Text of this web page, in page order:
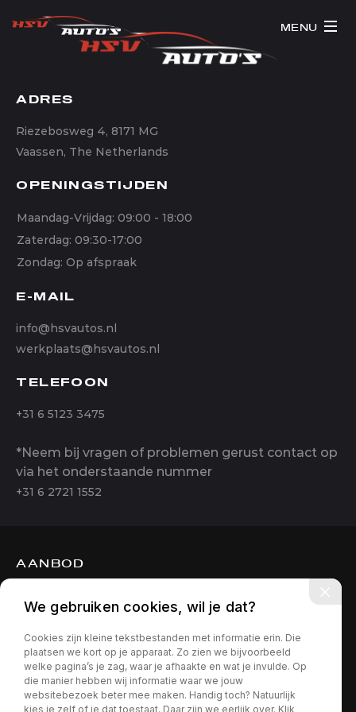
MENU
ADRES
Riezebosweg 4, 8171 MG
Vaassen, The Netherlands
OPENINGSTIJDEN
Maandag-Vrijdag: 09:00 - 18:00
Zaterdag: 09:30-17:00
Zondag: Op afspraak
E-MAIL
info@hsvautos.nl
werkplaats@hsvautos.nl
TELEFOON
+31 6 5123 3475
*Neem bij vragen of problemen gerust contact op
via het onderstaande nummer
+31 6 2721 1552
AANBOD
OVER ONS
CONTACT
We gebruiken cookies, wil je dat?
Cookies zijn kleine tekstbestanden met informatie erin. Die
plaatsen we kort op je apparaat. Zo zien we bijvoorbeeld
welke pagina’s je zag, waar je afhaakte en wat je invulde. Op
die manier hebben wij informatie waar we jouw
websitebezoek beter mee maken. Handig toch? Natuurlijk
kies je zelf of je dat toestaat. Daar zijn we eerlijk over. Klik